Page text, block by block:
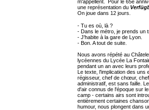
m'appellent. Pour le 65e
une représentation du
On joue dans 12 jours.
- Tu es où, là ?
- Dans le métro, je prends un
- J'habite à la gare de Lyon.
- Bon. A tout de suite.
Nous avons répété au
lycéennes du Lycée La
pendant un an avec leurs
Le texte, l'implication des uns
régisseur, chef de chœur,
administratif, est sans faille.
d'air connus de l'époque sur
camp - certains airs sont
entièrement certaines
humour, nous plongent dans